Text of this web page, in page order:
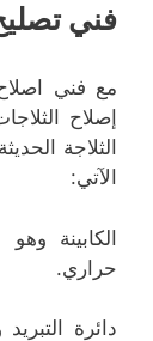
فني
مع فني
إصلاح
الثلاجة
الآتي:
الكابينة
حراري.
دائرة